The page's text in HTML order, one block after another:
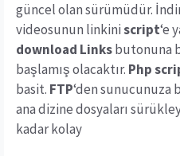
güncel olan sürümüdür.
videosunun linkiniscript‘e
download Linksbutonuna
başlamış olacaktır. Php
basit. FTP‘den sunucunuza
ana dizine dosyaları
kadar kolay